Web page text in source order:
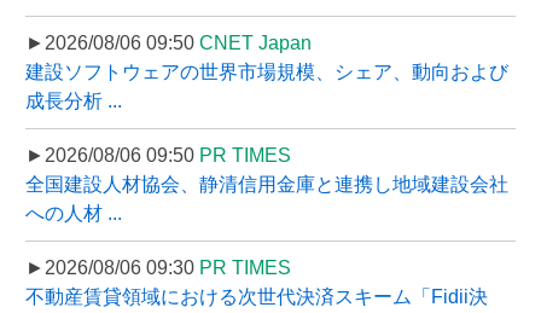
►2026/08/06 09:50 CNET Japan
建設ソフトウェアの世界市場規模、シェア、動向および
成長分析 ...
►2026/08/06 09:50 PR TIMES
全国建設人材協会、静清信用金庫と連携し地域建設会社
への人材 ...
►2026/08/06 09:30 PR TIMES
不動産賃貸領域における次世代決済スキーム「Fidii決